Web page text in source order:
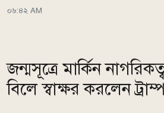
০৬:৪২ AM
জন্মসূত্রে মার্কিন
বিলে স্বাক্ষর করলেন